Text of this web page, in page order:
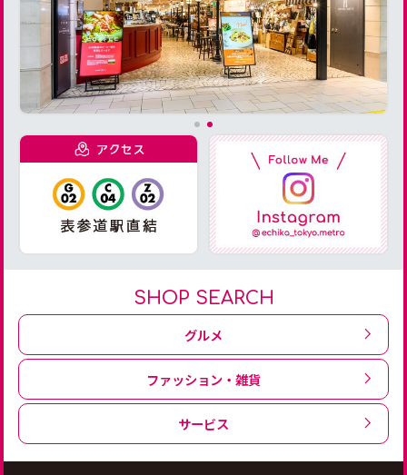
SHOP SEARCH
グルメ
ファッション・雑貨
サービス